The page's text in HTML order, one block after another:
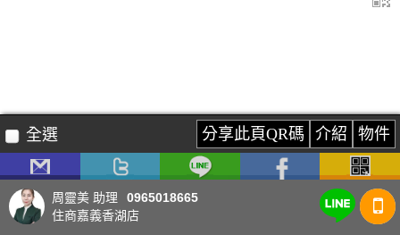
全選 分享此頁QR碼 介紹 物件
周靈美 助理 0965018665
住商嘉義香湖店